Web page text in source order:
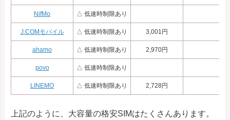
NifMo △ 低速時制限あり
J:COMモバイル △ 低速時制限あり 3,001円
ahamo △ 低速時制限あり 2,970円
povo △ 低速時制限あり
LINEMO △ 低速時制限あり 2,728円
上記のように、大容量の格安SIMはたくさんあります。